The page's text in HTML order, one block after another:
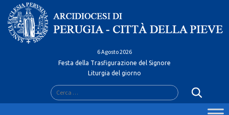
Skip
content
6 Agosto 2026
Festa della Trasfigurazione del Signore
Liturgia del giorno
Ricerca
per: